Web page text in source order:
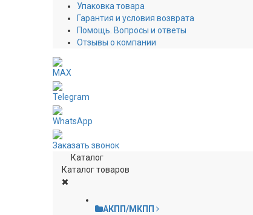
Упаковка товара
Гарантия и условия возврата
Помощь. Вопросы и ответы
Отзывы о компании
MAX
Telegram
WhatsApp
Заказать звонок
Каталог
Каталог товаров
АКПП/МКПП